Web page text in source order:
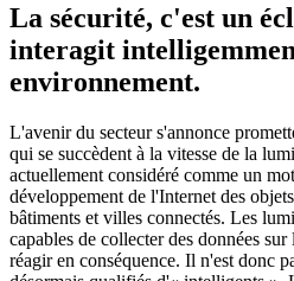
La sécurité, c'est un
interagit
environnement.
L'avenir du secteur s'annonce
qui se succèdent à la vitesse de la
actuellement considéré comme un
développement de l'Internet des
bâtiments et villes connectés. Les
capables de collecter des données
réagir en conséquence. Il n'est donc